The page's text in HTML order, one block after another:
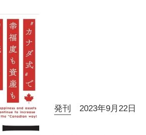
発刊 2023年9月22日